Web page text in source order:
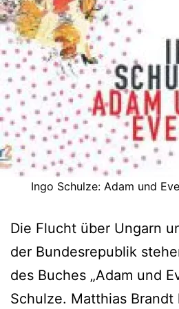
Ingo Schulze: Adam und
Die Flucht über Ungarn
der Bundesrepublik
des Buches „Adam und
Schulze. Matthias Brandt